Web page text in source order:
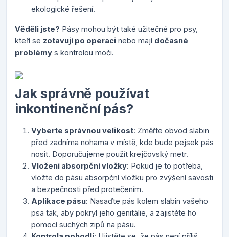
ekologické řešení.
Věděli jste? Pásy mohou být také užitečné pro psy,
kteří se zotavují po operaci nebo mají dočasné
problémy s kontrolou moči.
Jak správně používat
inkontinenční pás?
Vyberte správnou velikost: Změřte obvod slabin
před zadníma nohama v místě, kde bude pejsek pás
nosit. Doporučujeme použít krejčovský metr.
Vložení absorpční vložky: Pokud je to potřeba,
vložte do pásu absorpční vložku pro zvýšení savosti
a bezpečnosti před protečením.
Aplikace pásu: Nasaďte pás kolem slabin vašeho
psa tak, aby pokryl jeho genitálie, a zajistěte ho
pomocí suchých zipů na pásu.